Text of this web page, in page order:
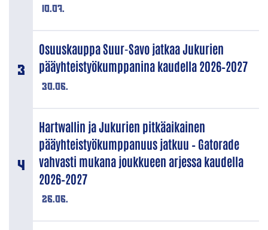
10.07.
30.06.
Osuuskauppa Suur-Savo jatkaa Jukurien
pääyhteistyökumppanina kaudella 2026–2027
26.06.
Hartwallin ja Jukurien pitkäaikainen
pääyhteistyökumppanuus jatkuu – Gatorade
vahvasti mukana joukkueen arjessa kaudella
2026–2027